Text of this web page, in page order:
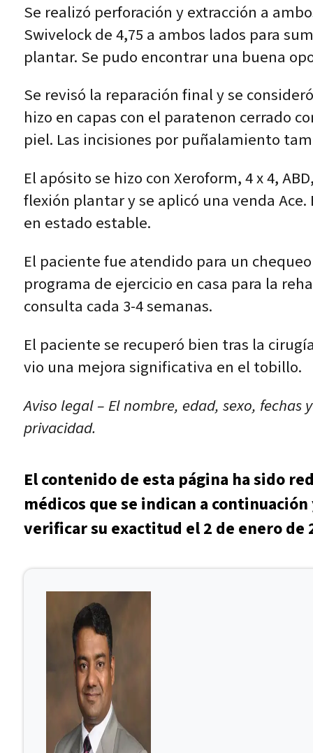
Se realizó perforación y extracción a
Swivelock de 4,75 a ambos lados para
plantar. Se pudo encontrar una buena
Se revisó la reparación final y se
hizo en capas con el paratenon cerrado
piel. Las incisiones por puñalamiento
El apósito se hizo con Xeroform, 4 x 4,
flexión plantar y se aplicó una venda
en estado estable.
El paciente fue atendido para un
programa de ejercicio en casa para la
consulta cada 3-4 semanas.
El paciente se recuperó bien tras la
vio una mejora significativa en el tobillo.
Aviso legal – El nombre, edad, sexo,
privacidad.
El contenido de esta página ha sido
médicos que se indican a
verificar su exactitud el 2 de enero de